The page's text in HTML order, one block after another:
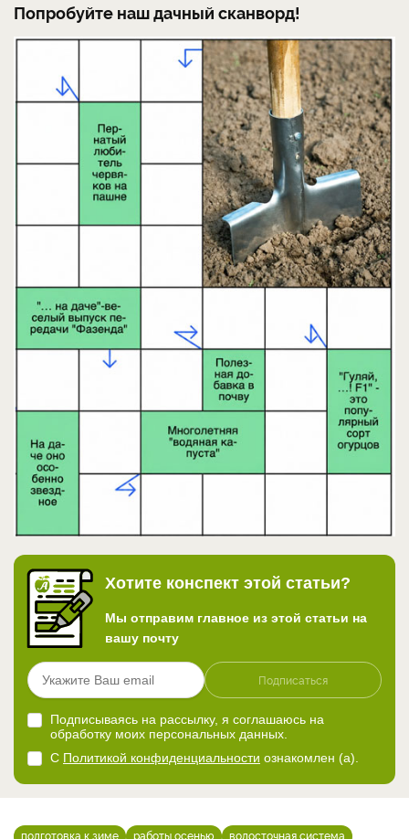
Попробуйте наш дачный сканворд!
Хотите конспект этой статьи?
Мы отправим главное из этой статьи на
вашу почту
Подписаться
Подписываясь на рассылку, я соглашаюсь на
обработку моих персональных данных.
С Политикой конфиденциальности ознакомлен (а).
подготовка к зиме работы осенью водосточная система